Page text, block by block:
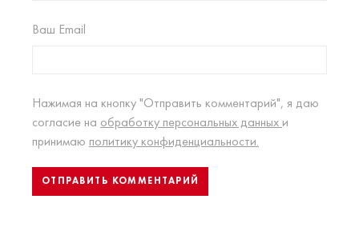
Ваш Email
Нажимая на кнопку "Отправить комментарий", я даю
согласие на обработку персональных данных и
принимаю политику конфиденциальности.